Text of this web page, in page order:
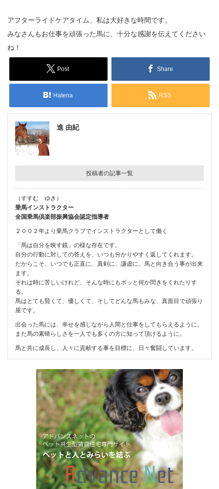
アフターライドケアタイム、私は大好きな時間です。
みなさんもお仕事を頑張った馬に、十分な感謝を伝えてください
ね！
Post Share
Hatena RSS
進 由紀
投稿者の記事一覧
（すすむ ゆき）
乗馬インストラクター
全国乗馬倶楽部振興協会認定指導者
２００２年より乗馬クラブでインストラクターとして働く
「馬は自分を映す鏡」の様な存在です。
自分の行動に対しての答えを、いつも分かりやすく返してくれます。
だからこそ、いつでも正直に、真剣に、謙虚に、馬と向き合う事が出来
ます。
それは時に苦しいけれど、そんな時にもポッと何か閃きをくれたりす
る。
馬はとても賢くて、優しくて、そしてどんな馬もみな、真面目で頑張り
屋です。
出会った馬には、幸せを感じながら人間と仕事をしてもらえるように。
また馬の素晴らしさを一人でも多くの方に知って頂けるように。
馬と共に成長し、人々に貢献する事を目標に、日々奮闘しています。